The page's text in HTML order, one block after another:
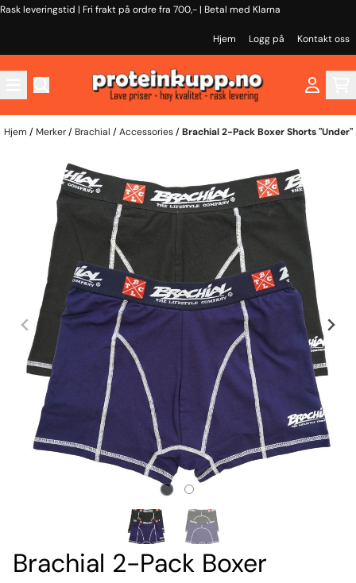
Hopp til innhold
Rask leveringstid | Fri frakt på ordre fra 700,- | Betal med Klarna
Hjem Logg på Kontakt oss
Hjem / Merker/ Brachial /Accessories/Brachial 2-Pack Boxer Shorts "Under"
Brachial 2-Pack Boxer